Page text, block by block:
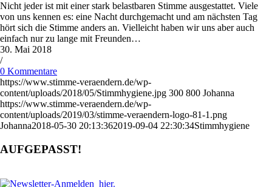
Nicht jeder ist mit einer stark belastbaren Stimme ausgestattet. Viele
von uns kennen es: eine Nacht durchgemacht und am nächsten Tag
hört sich die Stimme anders an. Vielleicht haben wir uns aber auch
einfach nur zu lange mit Freunden…
30. Mai 2018
/
0 Kommentare
https://www.stimme-veraendern.de/wp-
content/uploads/2018/05/Stimmhygiene.jpg 300 800 Johanna
https://www.stimme-veraendern.de/wp-
content/uploads/2019/03/stimme-veraendern-logo-81-1.png
Johanna2018-05-30 20:13:362019-09-04 22:30:34Stimmhygiene
AUFGEPASST!